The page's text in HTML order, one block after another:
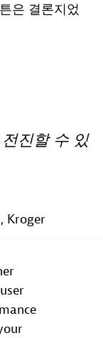
은 결론지었
진할 수 있
, Kroger